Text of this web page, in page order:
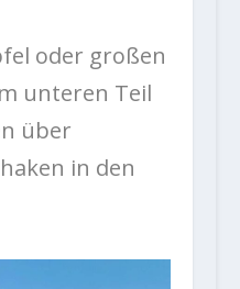
oder großen
unteren Teil
über
in den